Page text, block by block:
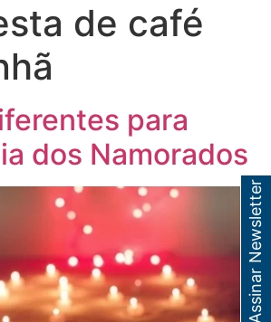
de café
para
dos Namorados
Assinar Newsletter